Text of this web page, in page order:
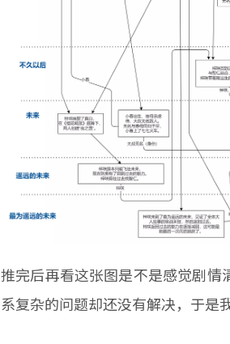
推完后再看这张图是不是感觉剧情
系复杂的问题却还没有解决，于是